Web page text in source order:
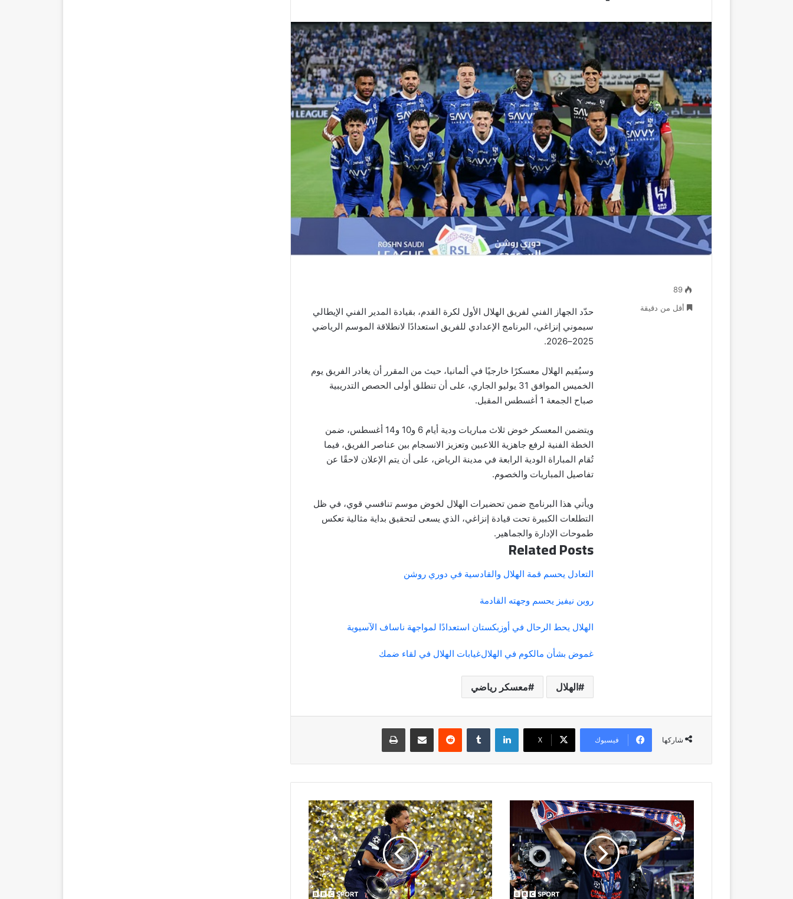
حدّد الجهاز الفني لفريق الهلال الأول لكرة القدم، بقيادة المدير الفني الإيطالي
سيموني إنزاغي، البرنامج الإعدادي للفريق استعدادًا لانطلاقة الموسم الرياضي
2025–2026.
وسيُقيم الهلال معسكرًا خارجيًا في ألمانيا، حيث من المقرر أن يغادر الفريق يوم
الخميس الموافق 31 يوليو الجاري، على أن تنطلق أولى الحصص التدريبية
صباح الجمعة 1 أغسطس المقبل.
ويتضمن المعسكر خوض ثلاث مباريات ودية أيام 6 و10 و14 أغسطس، ضمن
الخطة الفنية لرفع جاهزية اللاعبين وتعزيز الانسجام بين عناصر الفريق، فيما
تُقام المباراة الودية الرابعة في مدينة الرياض، على أن يتم الإعلان لاحقًا عن
تفاصيل المباريات والخصوم.
ويأتي هذا البرنامج ضمن تحضيرات الهلال لخوض موسم تنافسي قوي، في ظل
التطلعات الكبيرة تحت قيادة إنزاغي، الذي يسعى لتحقيق بداية مثالية تعكس
طموحات الإدارة والجماهير.
Related Posts
التعادل يحسم قمة الهلال والقادسية في دوري روشن
روبن نيفيز يحسم وجهته القادمة
الهلال يحط الرحال في أوزبكستان استعدادًا لمواجهة ناساف الآسيوية
غموض بشأن مالكوم في الهلالغيابات الهلال في لقاء ضمك
الهلال معسكر رياضي
89
أقل من دقيقة
شاركها فيسبوك ‫X
لينكدإن مشاركة عبر البريد طباعة
0
Inter
Champions
League
final
Champions
League:
Was
the
league
phase
a
success